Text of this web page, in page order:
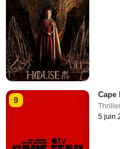
9
Cape
Thriller
5 juin